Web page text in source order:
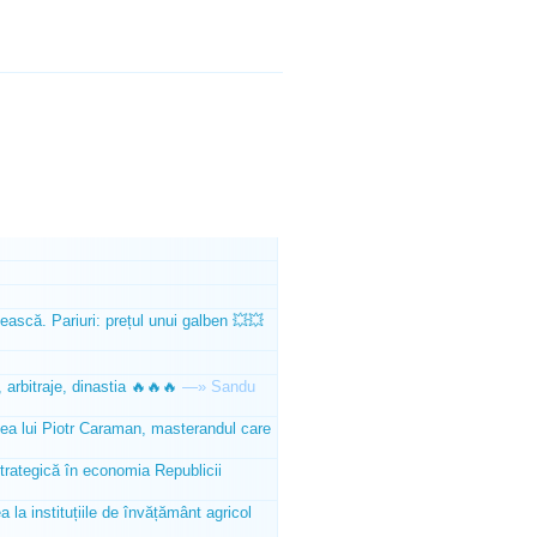
Pariuri: prețul unui galben 💥💥
dinastia 🔥🔥🔥 —» Sandu
lui Piotr Caraman, masterandul care
în economia Republicii
la instituțiile de învățământ agricol